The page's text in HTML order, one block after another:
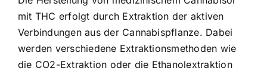
mit THC erfolgt durch Extraktion der aktiven
Verbindungen aus der Cannabispflanze. Dabei
werden verschiedene Extraktionsmethoden wie
die CO2-Extraktion oder die Ethanolextraktion